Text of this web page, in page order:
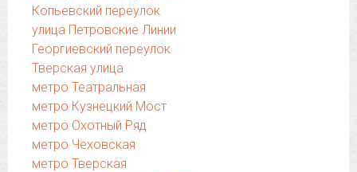
Копьевский переулок
улица Петровские Линии
Георгиевский переулок
Тверская улица
метро Театральная
метро Кузнецкий Мост
метро Охотный Ряд
метро Чеховская
метро Тверская